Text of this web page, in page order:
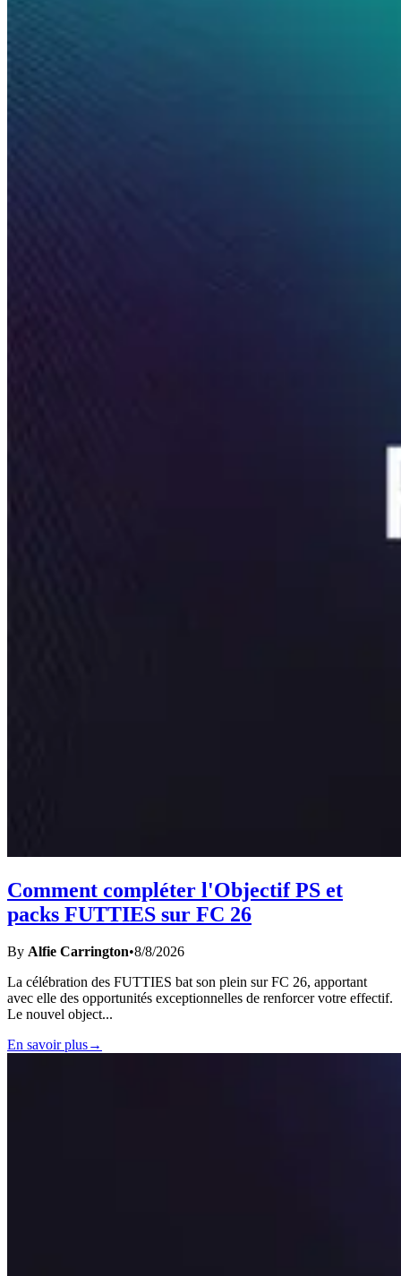
Comment compléter l'Objectif PS et
packs FUTTIES sur FC 26
By Alfie Carrington•8/8/2026
La célébration des FUTTIES bat son plein sur FC 26, apportant
avec elle des opportunités exceptionnelles de renforcer votre effectif.
Le nouvel object...
En savoir plus→